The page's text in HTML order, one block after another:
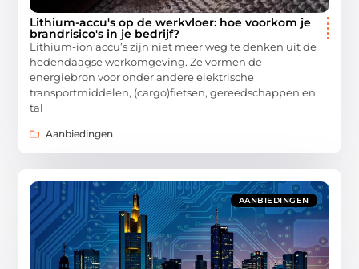
Lithium-accu's op de werkvloer: hoe voorkom je
brandrisico's in je bedrijf?
Lithium-ion accu’s zijn niet meer weg te denken uit de
hedendaagse werkomgeving. Ze vormen de
energiebron voor onder andere elektrische
transportmiddelen, (cargo)fietsen, gereedschappen en
tal
Aanbiedingen
AANBIEDINGEN